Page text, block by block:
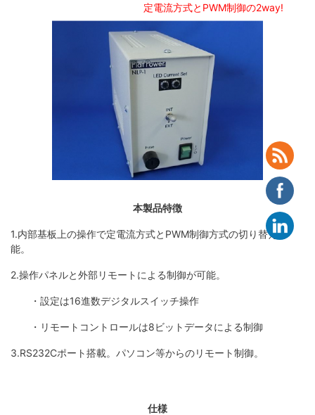
定電流方式とPWM制御の2way!
本製品特徴
1.内部基板上の操作で定電流方式とPWM制御方式の切り替え可
能。
2.操作パネルと外部リモートによる制御が可能。
・設定は16進数デジタルスイッチ操作
・リモートコントロールは8ビットデータによる制御
3.RS232Cポート搭載。パソコン等からのリモート制御。
仕様